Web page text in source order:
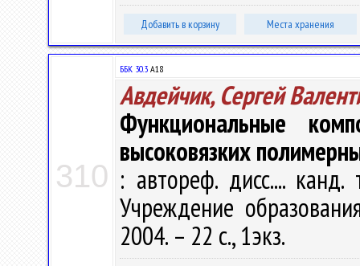
Добавить в корзину Места хранения
310
ББК 30.3 А18
Авдейчик, Сергей
Функциональные
высоковязких
: автореф. дисс....
Учреждение
2004. – 22 с., 1экз.